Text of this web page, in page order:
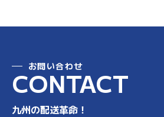
お問い合わせ
CONTACT
九州の配送革命！